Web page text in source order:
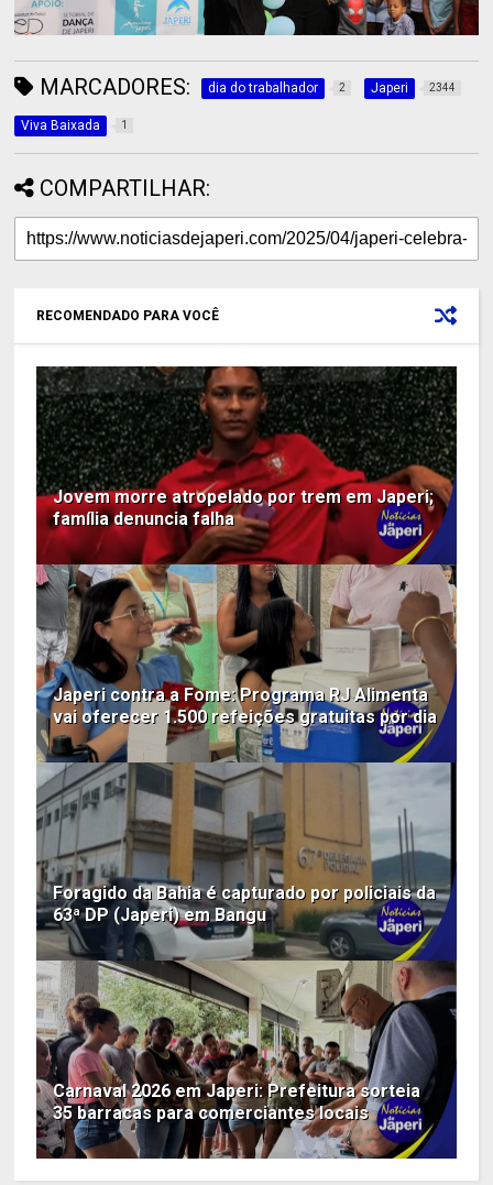
MARCADORES: dia do trabalhador 2 Japeri 2344
Viva Baixada 1
COMPARTILHAR:
RECOMENDADO PARA VOCÊ
Jovem morre atropelado por trem em Japeri;
família denuncia falha
Japeri contra a Fome: Programa RJ Alimenta
vai oferecer 1.500 refeições gratuitas por dia
Foragido da Bahia é capturado por policiais da
63ª DP (Japeri) em Bangu
Carnaval 2026 em Japeri: Prefeitura sorteia
35 barracas para comerciantes locais